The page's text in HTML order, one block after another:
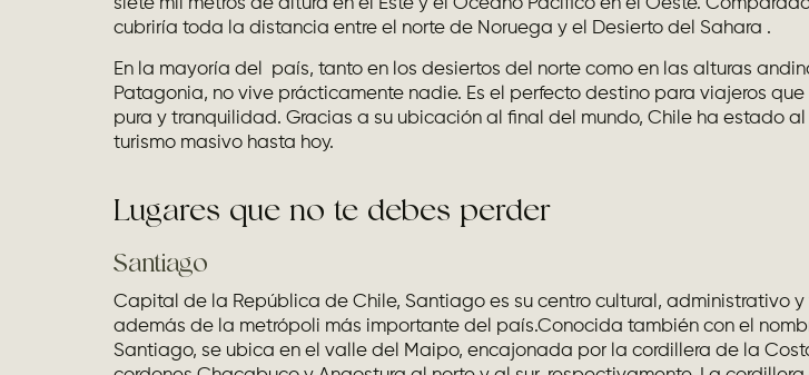
siete mil metros de altura en el Este y el Océano Pacífico en el Oeste.
cubriría toda la distancia entre el norte de Noruega y el Desierto del Sahara .
En la mayoría del país, tanto en los desiertos del norte como en las alturas
Patagonia, no vive prácticamente nadie. Es el perfecto destino para viajeros
pura y tranquilidad. Gracias a su ubicación al final del mundo, Chile ha estado al
turismo masivo hasta hoy.
Lugares que no te debes perder
Santiago
Capital de la República de Chile, Santiago es su centro cultural, administrativo y
además de la metrópoli más importante del país.Conocida también con el
Santiago, se ubica en el valle del Maipo, encajonada por la cordillera de la